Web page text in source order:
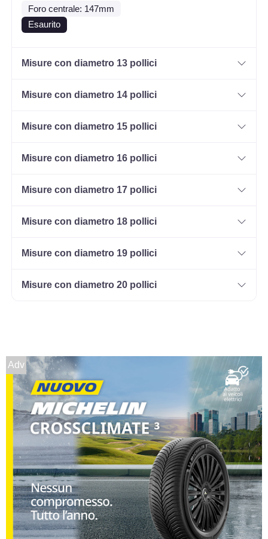
Foro centrale: 147mm
Esaurito
Misure con diametro 13 pollici
Misure con diametro 14 pollici
Misure con diametro 15 pollici
Misure con diametro 16 pollici
Misure con diametro 17 pollici
Misure con diametro 18 pollici
Misure con diametro 19 pollici
Misure con diametro 20 pollici
Adv